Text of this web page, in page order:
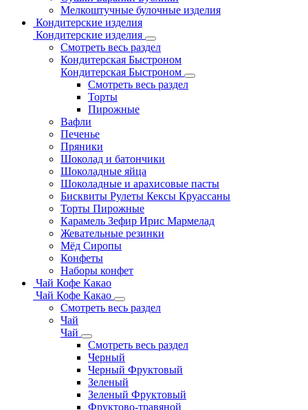
Мелкоштучные булочные изделия
Кондитерские изделия
Кондитерские изделия
Смотреть весь раздел
Кондитерская Быстроном
Кондитерская Быстроном
Смотреть весь раздел
Торты
Пирожные
Вафли
Печенье
Пряники
Шоколад и батончики
Шоколадные яйца
Шоколадные и арахисовые пасты
Бисквиты Рулеты Кексы Круассаны
Торты Пирожные
Карамель Зефир Ирис Мармелад
Жевательные резинки
Мёд Сиропы
Конфеты
Наборы конфет
Чай Кофе Какао
Чай Кофе Какао
Смотреть весь раздел
Чай
Чай
Смотреть весь раздел
Черный
Черный Фруктовый
Зеленый
Зеленый Фруктовый
Фруктово-травяной